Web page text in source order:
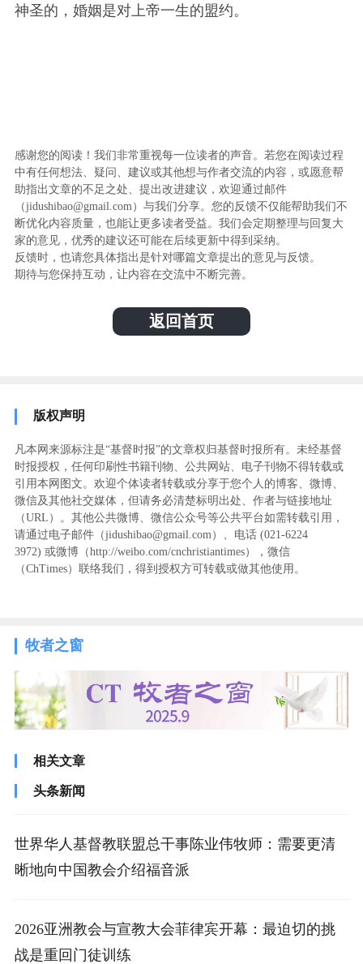
神圣的，婚姻是对上帝一生的盟约。
感谢您的阅读！我们非常重视每一位读者的声音。若您在阅读过程
中有任何想法、疑问、建议或其他想与作者交流的内容，或愿意帮
助指出文章的不足之处、提出改进建议，欢迎通过邮件
（jidushibao@gmail.com）与我们分享。您的反馈不仅能帮助我们不
断优化内容质量，也能让更多读者受益。我们会定期整理与回复大
家的意见，优秀的建议还可能在后续更新中得到采纳。
反馈时，也请您具体指出是针对哪篇文章提出的意见与反馈。
期待与您保持互动，让内容在交流中不断完善。
返回首页
版权声明
凡本网来源标注是“基督时报”的文章权归基督时报所有。未经基督
时报授权，任何印刷性书籍刊物、公共网站、电子刊物不得转载或
引用本网图文。欢迎个体读者转载或分享于您个人的博客、微博、
微信及其他社交媒体，但请务必清楚标明出处、作者与链接地址
（URL）。其他公共微博、微信公众号等公共平台如需转载引用，
请通过电子邮件（jidushibao@gmail.com）、电话 (021-6224
3972) ‬或微博（http://weibo.com/cnchristiantimes），微信
（ChTimes）联络我们，得到授权方可转载或做其他使用。
牧者之窗
相关文章
头条新闻
世界华人基督教联盟总干事陈业伟牧师：需要更清
晰地向中国教会介绍福音派
2026亚洲教会与宣教大会菲律宾开幕：最迫切的挑
战是重回门徒训练